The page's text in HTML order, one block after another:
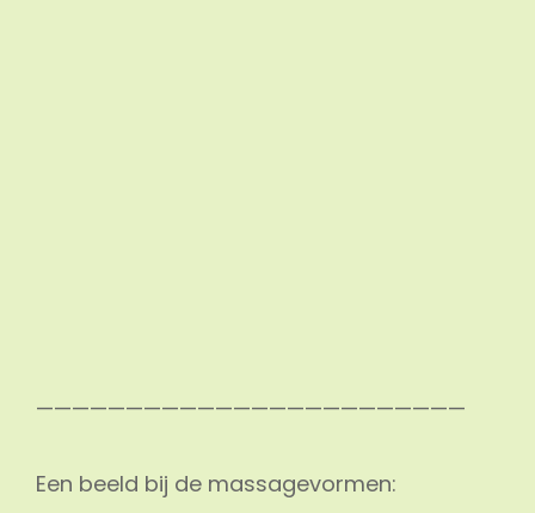
————————————————————————
Een beeld bij de massagevormen: